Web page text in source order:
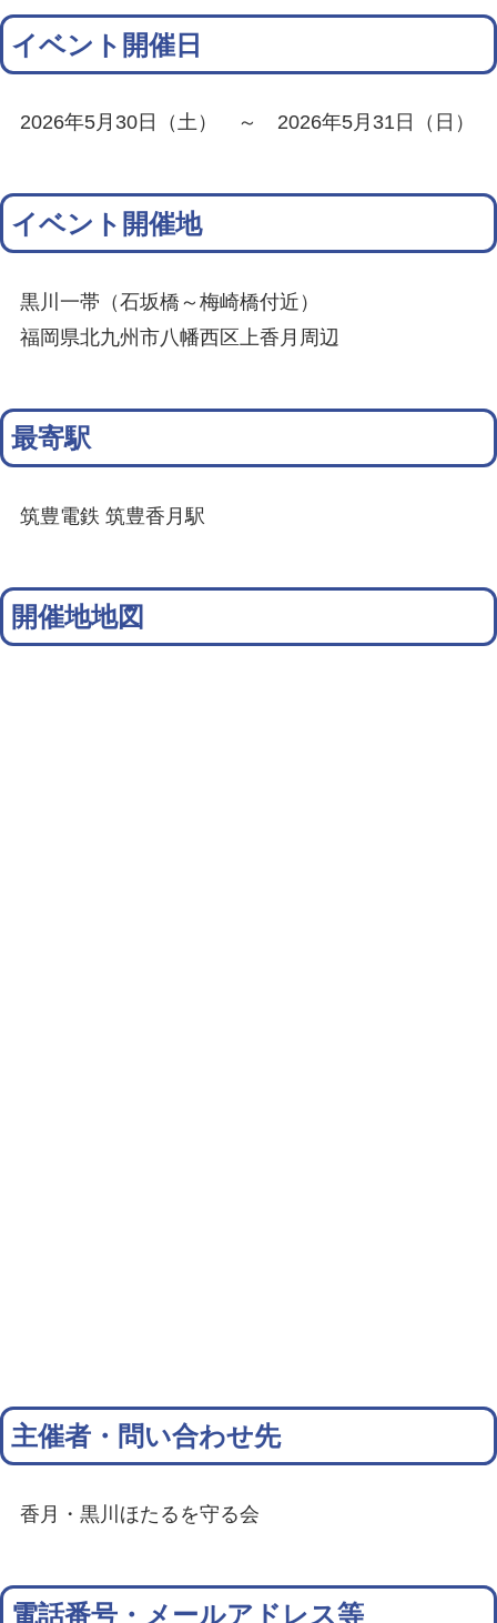
イベント開催日
2026年5月30日（土） ～ 2026年5月31日（日）
イベント開催地
黒川一帯（石坂橋～梅崎橋付近）
福岡県北九州市八幡西区上香月周辺
最寄駅
筑豊電鉄 筑豊香月駅
開催地地図
主催者・問い合わせ先
香月・黒川ほたるを守る会
電話番号・メールアドレス等